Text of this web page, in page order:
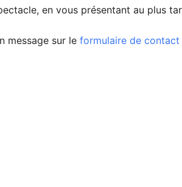
en vous présentant au plus
message sur le formulaire de contact